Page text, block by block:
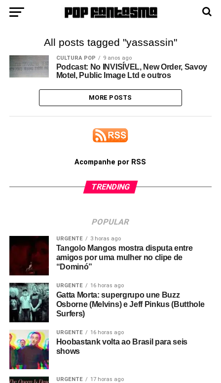
All posts tagged "yassassin"
CULTURA POP 9 anos ago
Podcast: No INVISÍVEL, New Order, Savoy
Motel, Public Image Ltd e outros
MORE POSTS
Acompanhe por RSS
TRENDING
POPULAR
URGENTE 3 horas ago
Tangolo Mangos mostra disputa entre
amigos por uma mulher no clipe de
“Dominó”
URGENTE 16 horas ago
Gatta Morta: supergrupo une Buzz
Osborne (Melvins) e Jeff Pinkus (Butthole
Surfers)
URGENTE 16 horas ago
Hoobastank volta ao Brasil para seis
shows
URGENTE 17 horas ago